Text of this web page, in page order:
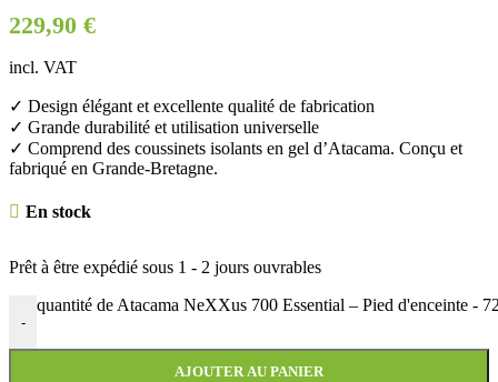
229,90 €
incl. VAT
✓ Design élégant et excellente qualité de fabrication
✓ Grande durabilité et utilisation universelle
✓ Comprend des coussinets isolants en gel d’Atacama. Conçu et
fabriqué en Grande-Bretagne.
En stock
Prêt à être expédié sous 1 - 2 jours ouvrables
-
quantité de Atacama NeXXus 700 Essential – Pied d'enceinte -
AJOUTER AU PANIER